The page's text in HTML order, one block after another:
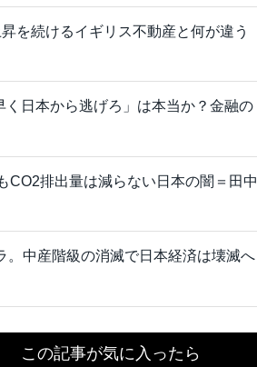
を続けるイギリス不動産と何が違う
日本から逃げろ」は本当か？金融の
CO2排出量は減らない日本の闇＝田中
中産階級の消滅で日本経済は壊滅へ
この記事が気に入ったら